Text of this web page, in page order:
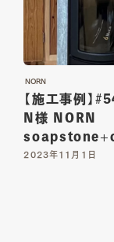
01
TOP
トップ
03
NORN
【施工事例】
N様 NORN
2023年11月1日